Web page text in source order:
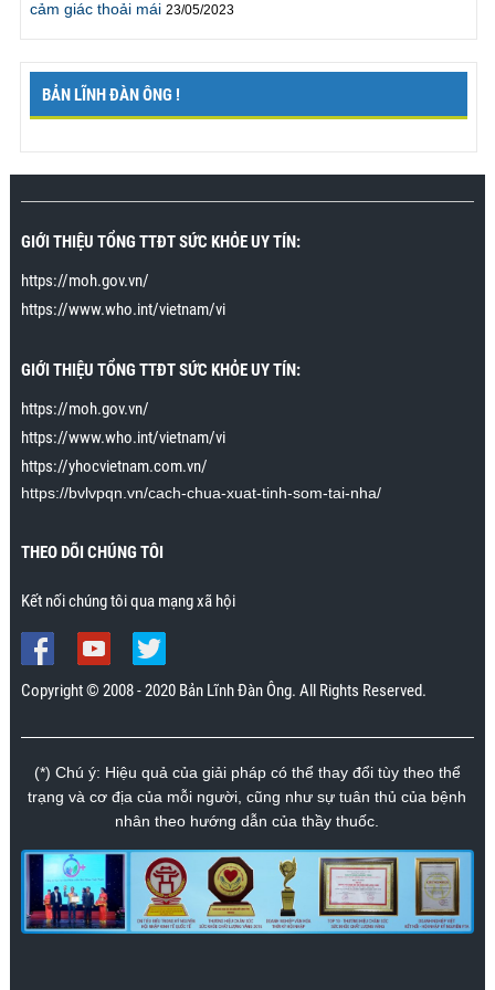
như trước đây. Thật ra tôi có thể kéo dài hơn nhưng
thể dục nhiều hơn. Rất cảm ơn chương trình.”
xuất tinh sớm. Tới sau khi tham gia chương trình tôi
có thể cải thiện hoàn toàn. Tập theo hướng dẫn, tôi
đã có thể lên đỉnh nhiều lần mà không xuất tinh. Vợ
trong bài cách để cho cô ấy lên đỉnh nhiều lần và kéo
được tới 15 phút lên đỉnh liên tiếp, nhưng có thể kéo
dài tới khoảng 30 giây. Trước đây cô ấy lên đỉnh chỉ
kéo dài trong vài giây. Cảm ơn chương trình rất
cảm giác thoải mái 23/05/2023
BẢN LĨNH ĐÀN ÔNG !
GIỚI THIỆU TỔNG TTĐT SỨC KHỎE UY TÍN:
https://moh.gov.vn/
https://www.who.int/vietnam/vi
GIỚI THIỆU TỔNG TTĐT SỨC KHỎE UY TÍN:
https://moh.gov.vn/
https://www.who.int/vietnam/vi
https://yhocvietnam.com.vn/
https://bvlvpqn.vn/cach-chua-xuat-tinh-som-tai-nha/
THEO DÕI CHÚNG TÔI
Kết nối chúng tôi qua mạng xã hội
Copyright © 2008 - 2020 Bản Lĩnh Đàn Ông. All Rights Reserved.
(*) Chú ý: Hiệu quả của giải pháp có thể thay đổi tùy theo thể
trạng và cơ địa của mỗi người, cũng như sự tuân thủ của bệnh
nhân theo hướng dẫn của thầy thuốc.